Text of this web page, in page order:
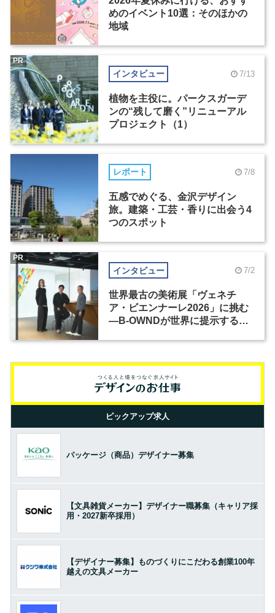
めのイベント10選：そのほかの
地域
インタビュー 7/13
植物を主役に。パークスガーデ
ンの“残して磨く”リニューアル
プロジェクト（1）
PR
レポート 7/8
五感でめぐる、金沢デザイン
旅。建築・工芸・香りに出会う4
つのスポット
インタビュー 7/2
世界最古の美術展「ヴェネチ
ア・ビエンナーレ2026」に挑む
―B-OWNDが世界に提示する美
PR
ピックアップ求人
パッケージ（商品）デザイナー募集
【文具雑貨メーカー】デザイナー職募集（キャリア採
用・2027新卒採用）
【デザイナー募集】ものづくりにこだわる創業100年
越えの文具メーカー